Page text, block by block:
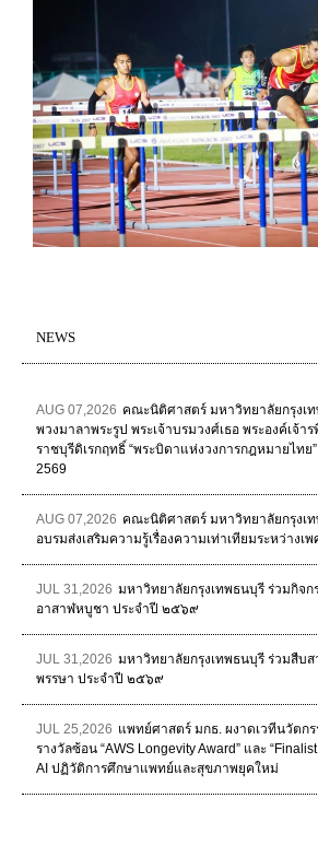
NEWS
AUG 07,2026 คณะนิติศาสตร์ มหาวิทยาลัยกรุงเ
พวงมาลาพระรูป พระเจ้าบรมวงศ์เธอ พระองค์เจ้
ราชบุรีดิเรกฤทธิ์ “พระบิดาแห่งวงการกฎหมายไทย
2569
AUG 07,2026 คณะนิติศาสตร์ มหาวิทยาลัยกรุงเท
อบรมส่งเสริมความรู้เรื่องความเท่าเทียมระหว่างเพ
JUL 31,2026 มหาวิทยาลัยกรุงเทพธนบุรี ร่วมกิจก
อาสาฬหบูชา ประจำปี ๒๕๖๙
JUL 31,2026 มหาวิทยาลัยกรุงเทพธนบุรี ร่วมสืบ
พรรษา ประจำปี ๒๕๖๙
JUL 25,2026 แพทย์ศาสตร์ มกธ. ผงาดเวทีนวัตก
รางวัลซ้อน “AWS Longevity Award” และ
AI ปฏิวัติการศึกษาแพทย์และสุขภาพยุคใหม่